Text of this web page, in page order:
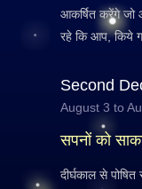
आकर्षित करेंगे जो
रहे कि आप, किये
Second
August 3 to
सपनों को
दीर्घकाल से